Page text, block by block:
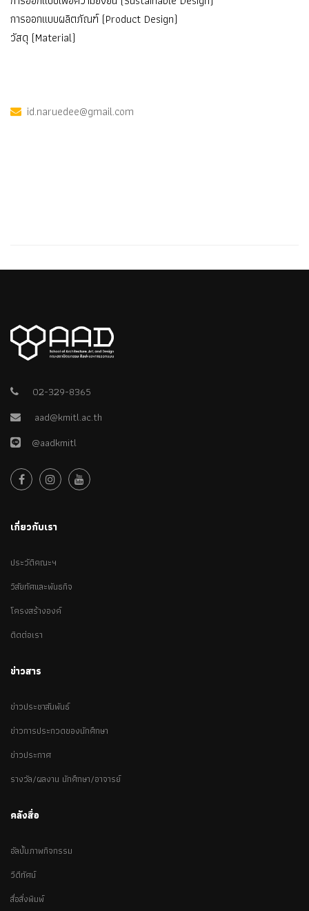
การออกแบบผลิตภัณฑ์ (Product Design)
วัสดุ (Material)
id.naruedee@gmail.com
02-329-8365
aad@kmitl.ac.th
@aadkmitl
เกี่ยวกับเรา
ประวัติคณะฯ
วิสัยทัศและพันธกิจ
โครงสร้างองค์
ติดต่อเรา
ข่าวสาร
ข่าวประชาสัมพันธ์
ข่าวการประกวดของนักศึกษา
ข่าวประกาศ
รางวัล/ผลงาน นักศึกษา/อาจารย์
คลังสื่อ
อัลบั้มภาพกิจกรรม
วีดีทัศน์
สื่อสิ่งพิมพ์